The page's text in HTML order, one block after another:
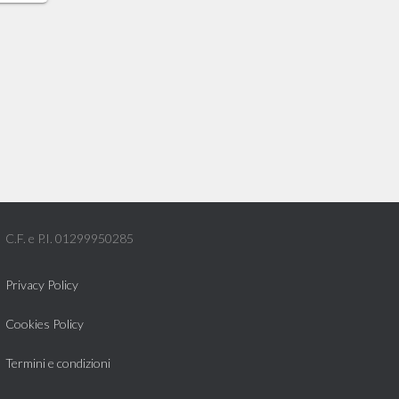
C.F. e P.I. 01299950285
Privacy Policy
Cookies Policy
Termini e condizioni